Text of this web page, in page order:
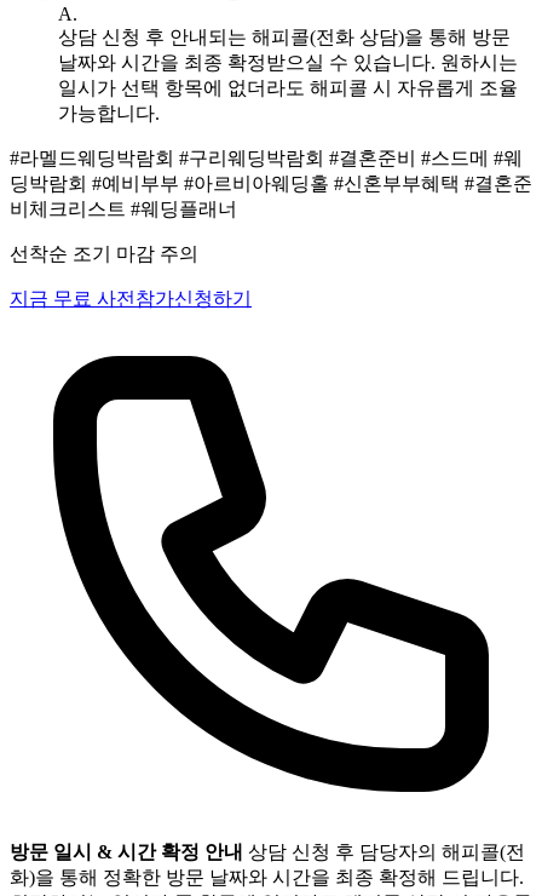
A.
상담 신청 후 안내되는 해피콜(전화 상담)을 통해 방문
날짜와 시간을 최종 확정받으실 수 있습니다. 원하시는
일시가 선택 항목에 없더라도 해피콜 시 자유롭게 조율
가능합니다.
#라멜드웨딩박람회 #구리웨딩박람회 #결혼준비 #스드메 #웨
딩박람회 #예비부부 #아르비아웨딩홀 #신혼부부혜택 #결혼준
비체크리스트 #웨딩플래너
선착순 조기 마감 주의
지금 무료 사전참가신청하기
방문 일시 & 시간 확정 안내 상담 신청 후 담당자의 해피콜(전
화)을 통해 정확한 방문 날짜와 시간을 최종 확정해 드립니다.